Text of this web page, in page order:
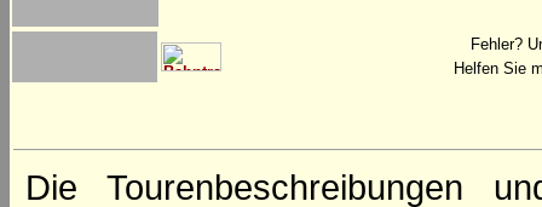
Fehler?
Helfen Sie
Die Tourenbeschreibungen